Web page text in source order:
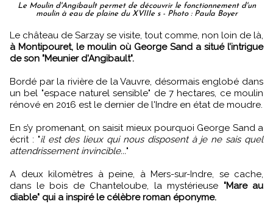
Le Moulin d'Angibault permet de découvrir le fonctionnement d'un
moulin à eau de plaine du XVIIIe s - Photo : Paula Boyer
Le château de Sarzay se visite, tout comme, non loin de là,
à Montipouret, le moulin où George Sand a situé l’intrigue
de son "Meunier d'Angibault".
Bordé par la rivière de la Vauvre, désormais englobé dans
un bel "espace naturel sensible" de 7 hectares, ce moulin
rénové en 2016 est le dernier de l'Indre en état de moudre.
En s’y promenant, on saisit mieux pourquoi George Sand a
écrit : "il est des lieux qui nous disposent à je ne sais quel
attendrissement invincible..."
A deux kilomètres à peine, à Mers-sur-Indre, se cache,
dans le bois de Chanteloube, la mystérieuse "Mare au
diable" qui a inspiré le célèbre roman éponyme.